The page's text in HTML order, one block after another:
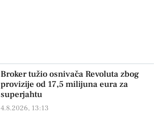
Broker tužio osnivača Revoluta zbog
provizije od 17,5 milijuna eura za
superjahtu
4.8.2026, 13:13